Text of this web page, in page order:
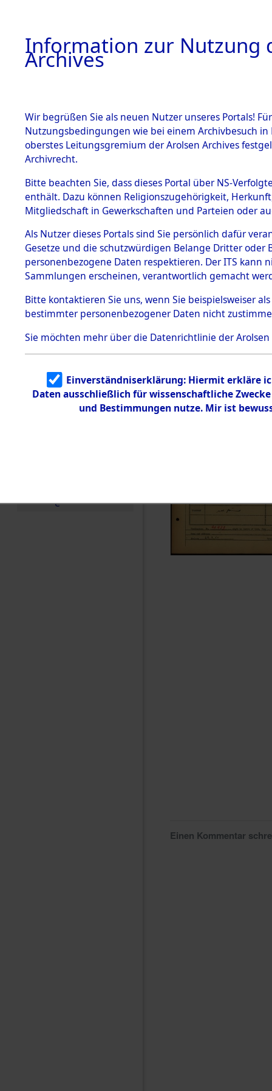
BESTÄNDE
1.
mente
5. Verschiedenes
5.3
Todesmärsche
5.3.1 Alliierte
Erhebungen
zu
Todesmärsch
en
5.3.2
Identifizierun
g
5.3.3
Todesmärsch
e
Dead -
Branch -
0101
Einen Kommentar
Information zur Nutzung
Archives
Wir begrüßen Sie als neuen Nutzer unseres Portals!
Nutzungsbedingungen wie bei einem Archivbesuch
oberstes Leitungsgremium der Arolsen Archives
Archivrecht.
Bitte beachten Sie, dass dieses Portal über NS-
enthält. Dazu können Religionszugehörigkeit,
Mitgliedschaft in Gewerkschaften und Parteien oder
Als Nutzer dieses Portals sind Sie persönlich dafür
Gesetze und die schutzwürdigen Belange Dritter
personenbezogene Daten respektieren. Der ITS
Sammlungen erscheinen, verantwortlich gemacht
Bitte kontaktieren Sie uns, wenn Sie beispielsweiser
bestimmter personenbezogener Daten nicht
Sie möchten mehr über die Datenrichtlinie der Arolsen
Einverständniserklärung: Hiermit erkläre
Daten ausschließlich für wissenschaftliche
und Bestimmungen nutze. Mir ist